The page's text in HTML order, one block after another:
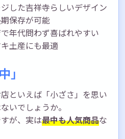
した吉祥寺らしいデザイン
保存が可能
年代問わず喜ばれやすい
土産にも最適
」
といえば「小ざさ」を思い
いでしょうか。
が、実は最中も人気商品な